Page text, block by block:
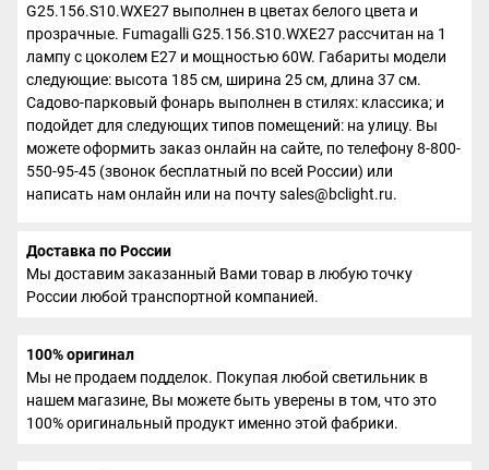
G25.156.S10.WXE27 выполнен в цветах белого цвета и
прозрачные. Fumagalli G25.156.S10.WXE27 рассчитан на 1
лампу с цоколем E27 и мощностью 60W. Габариты модели
следующие: высота 185 см, ширина 25 см, длина 37 см.
Садово-парковый фонарь выполнен в стилях: классика; и
подойдет для следующих типов помещений: на улицу. Вы
можете оформить заказ онлайн на сайте, по телефону 8-800-
550-95-45 (звонок бесплатный по всей России) или
написать нам онлайн или на почту sales@bclight.ru.
Доставка по России
Мы доставим заказанный Вами товар в любую точку
России любой транспортной компанией.
100% оригинал
Мы не продаем подделок. Покупая любой светильник в
нашем магазине, Вы можете быть уверены в том, что это
100% оригинальный продукт именно этой фабрики.